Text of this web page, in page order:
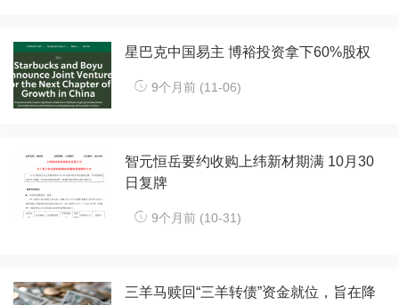
星巴克中国易主 博裕投资拿下60%股权
9个月前 (11-06)
智元恒岳要约收购上纬新材期满 10月30
日复牌
9个月前 (10-31)
三羊马赎回“三羊转债”资金就位，旨在降